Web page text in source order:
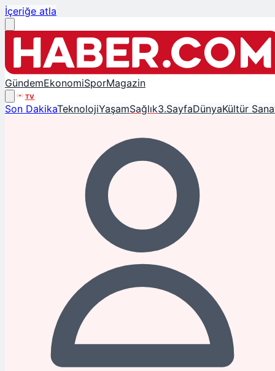
İçeriğe atla
GündemEkonomiSporMagazin
TV
Son DakikaTeknolojiYaşamSağlık3.SayfaDünyaKültür